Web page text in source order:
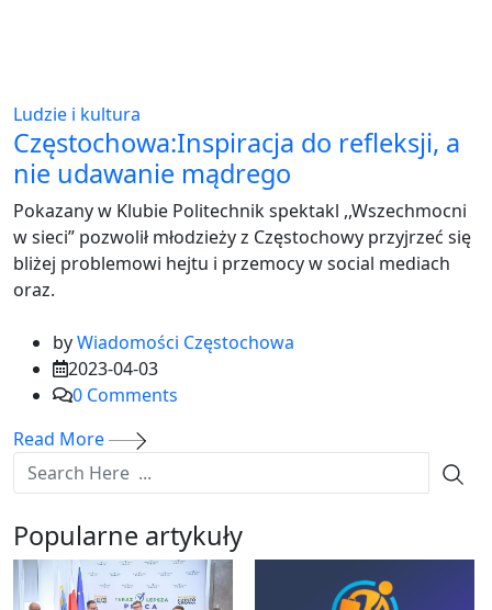
Ludzie i kultura
Częstochowa:Inspiracja do refleksji, a
nie udawanie mądrego
Pokazany w Klubie Politechnik spektakl ,,Wszechmocni
w sieci” pozwolił młodzieży z Częstochowy przyjrzeć się
bliżej problemowi hejtu i przemocy w social mediach
oraz.
byWiadomości Częstochowa
2023-04-03
0 Comments
Read More
Popularne artykuły